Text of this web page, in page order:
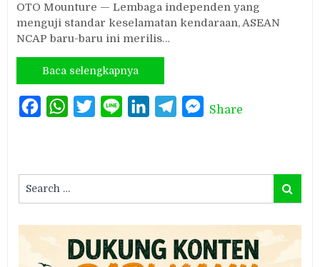
OTO Mounture — Lembaga independen yang
menguji standar keselamatan kendaraan, ASEAN
NCAP baru-baru ini merilis…
Baca selengkapnya
FacebookWhatsAppTwitterLine LinkedInTelegramMessenger
Share
for:
Search